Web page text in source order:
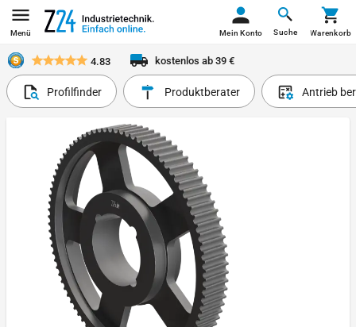
Menü Suche
Mein Konto Warenkorb
4.83 kostenlos ab 39 €
Profilfinder Produktberater Antrieb